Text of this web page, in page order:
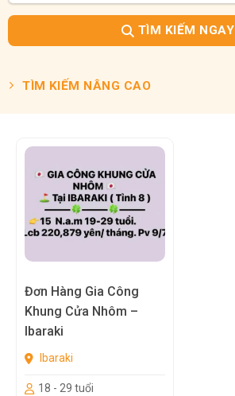
TÌM KIẾM NGAY
TÌM KIẾM NÂNG CAO
Đơn Hàng Gia Công
Khung Cửa Nhôm –
Ibaraki
Ibaraki
18 - 29 tuổi